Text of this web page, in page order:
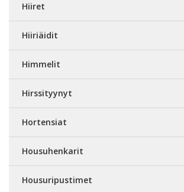
Hiiret
Hiiriäidit
Himmelit
Hirssityynyt
Hortensiat
Housuhenkarit
Housuripustimet